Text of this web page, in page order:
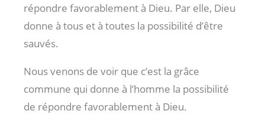
répondre favorablement à Dieu. Par elle, Dieu
donne à tous et à toutes la possibilité d’être
sauvés.
Nous venons de voir que c’est la grâce
commune qui donne à l’homme la possibilité
de répondre favorablement à Dieu.